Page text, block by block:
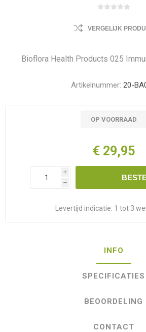
VERGELIJK
Bioflora Health Products 025
Artikelnummer: 20-
OP VOORRAAD
€ 29,95
i
h
Levertijd indicatie: 1 tot 3
INFO
SPECIFICATIES
BEOORDELING
CONTACT